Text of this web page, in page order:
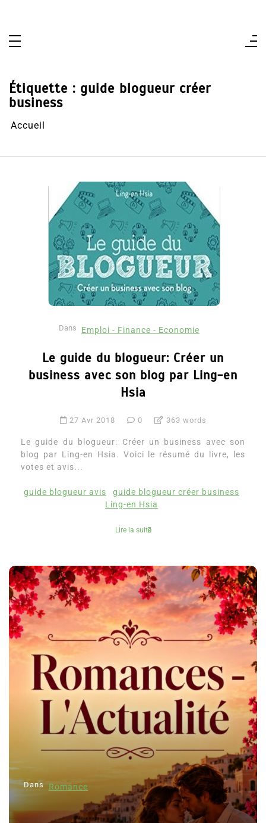
Étiquette : guide blogueur créer
business
Accueil
Dans Emploi - Finance - Economie
Le guide du blogueur: Créer un
business avec son blog par Ling-en
Hsia
27 Avr 2018 0 363 words
Le guide du blogueur: Créer un business avec son
blog par Ling-en Hsia. Voici le résumé du livre, les
votes et avis...
guide blogueur avis
guide blogueur créer business
Ling-en Hsia
Lire la suite
Dans Romance